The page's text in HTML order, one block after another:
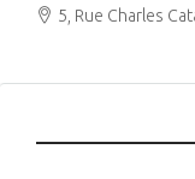
5, Rue Charles